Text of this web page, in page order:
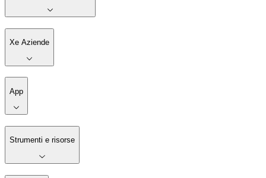
Xe Aziende
App
Strumenti e risorse